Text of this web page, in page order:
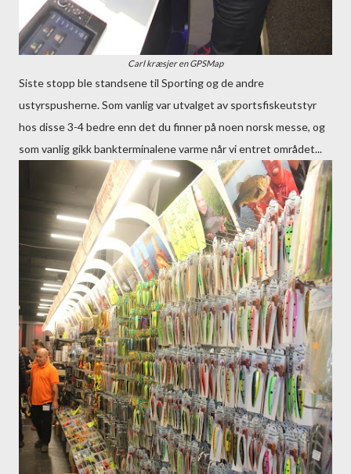
Carl kræsjer en GPSMap
Siste stopp ble standsene til Sporting og de andre
ustyrspusherne. Som vanlig var utvalget av sportsfiskeutstyr
hos disse 3-4 bedre enn det du finner på noen norsk messe, og
som vanlig gikk bankterminalene varme når vi entret området...